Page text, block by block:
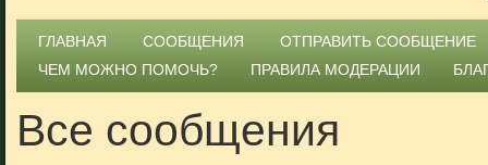
ГЛАВНАЯ СООБЩЕНИЯ
ОТПРАВИТЬ СООБЩЕНИЕ
ЧЕМ МОЖНО ПОМОЧЬ?
ПРАВИЛА МОДЕРАЦИИ
Все сообщения